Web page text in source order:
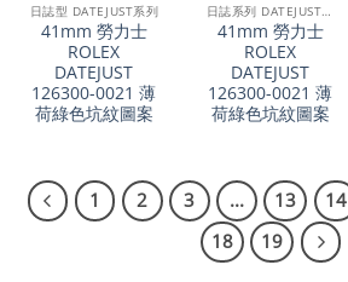
日誌型 DATEJUST系列
41mm 勞力士
ROLEX
DATEJUST
126300-0021 薄
荷綠色坑紋圖案
日誌系列 DATEJUST 41
41mm 勞力士
ROLEX
DATEJUST
126300-0021 薄
荷綠色坑紋圖案
1 2 3 ... 13 14
18
19